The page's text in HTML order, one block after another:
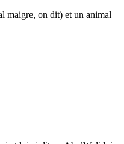
maigre, on dit) et un animal